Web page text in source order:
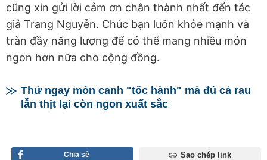
cũng xin gửi lời cảm ơn chân thành nhất đến tác
giả Trang Nguyễn. Chúc bạn luôn khỏe mạnh và
tràn đầy năng lượng để có thể mang nhiều món
ngon hơn nữa cho cộng đồng.
Thử ngay món canh "tốc hành" mà đủ cả rau
lẫn thịt lại còn ngon xuất sắc
Chia sẻ Sao chép link